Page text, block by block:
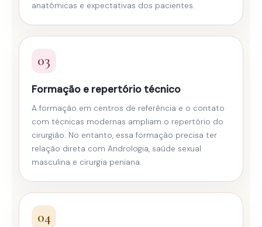
anatômicas e expectativas dos pacientes.
03
Formação e repertório técnico
A formação em centros de referência e o contato
com técnicas modernas ampliam o repertório do
cirurgião. No entanto, essa formação precisa ter
relação direta com Andrologia, saúde sexual
masculina e cirurgia peniana.
04